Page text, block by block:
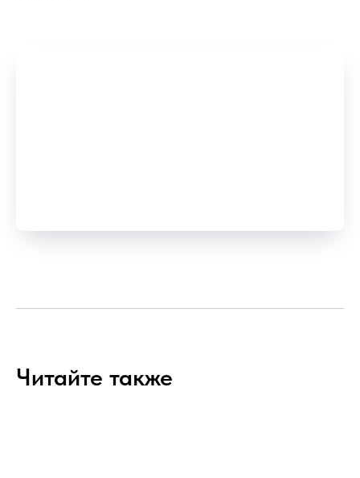
Читайте также